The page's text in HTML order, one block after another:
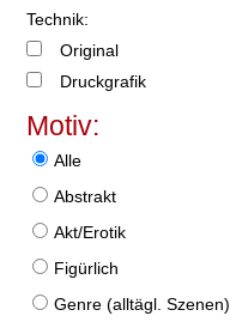
Technik:
Original
Druckgrafik
Motiv:
Alle
Abstrakt
Akt/Erotik
Figürlich
Genre (alltägl. Szenen)